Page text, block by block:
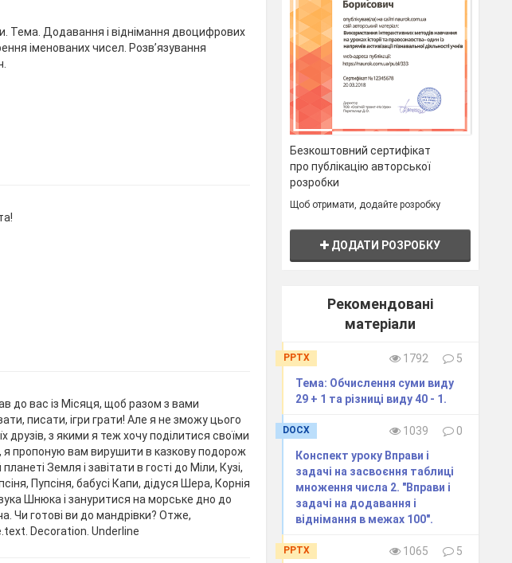
Тема. Додавання і віднімання двоцифрових
іменованих чисел. Розв’язування
до вас із Місяця, щоб разом з вами
писати, ігри грати! Але я не зможу цього
друзів, з якими я теж хочу поділитися своїми
пропоную вам вирушити в казкову подорож
Земля і завітати в гості до Міли, Кузі,
Пупсіня, бабусі Капи, дідуся Шера, Корнія
Шнюка і зануритися на морське дно до
Чи готові ви до мандрівки? Отже,
Decoration. Underline
Безкоштовний сертифікат
про публікацію авторської
розробки
Щоб отримати, додайте розробку
ДОДАТИ РОЗРОБКУ
Рекомендовані
матеріали
PPTX 1792
5
Тема: Обчислення суми виду
29 + 1 та різниці виду 40 - 1.
DOCX 1039
0
Конспект уроку Вправи і
задачі на засвоєння таблиці
множення числа 2. "Вправи і
задачі на додавання і
віднімання в межах 100".
PPTX 1065
5